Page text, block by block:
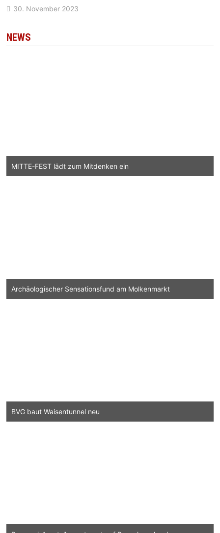
30. November 2023
NEWS
MITTE-FEST lädt zum Mitdenken ein
Archäologischer Sensationsfund am Molkenmarkt
BVG baut Waisentunnel neu